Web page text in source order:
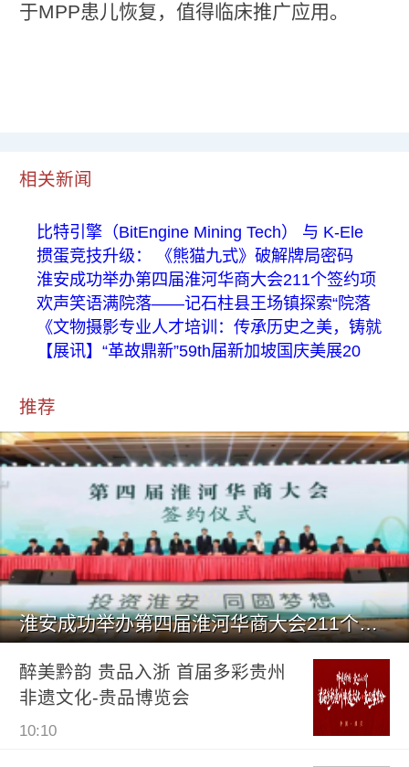
于MPP患儿恢复，值得临床推广应用。
相关新闻
比特引擎（BitEngine Mining Tech） 与 K-Ele
掼蛋竞技升级： 《熊猫九式》破解牌局密码
淮安成功举办第四届淮河华商大会211个签约项
欢声笑语满院落——记石柱县王场镇探索“院落
《文物摄影专业人才培训：传承历史之美，铸就
【展讯】“革故鼎新”59th届新加坡国庆美展20
推荐
淮安成功举办第四届淮河华商大会211个签约项目 总投资1486.
醉美黔韵 贵品入浙 首届多彩贵州
非遗文化-贵品博览会
10:10